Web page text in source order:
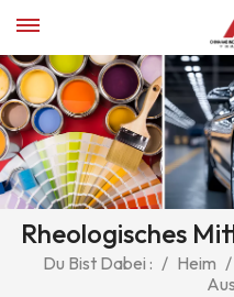
Rheologisches
Du Bist Dabei : / Heim /